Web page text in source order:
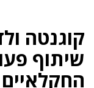
קוגנטה
שיתוף
החקלאיים